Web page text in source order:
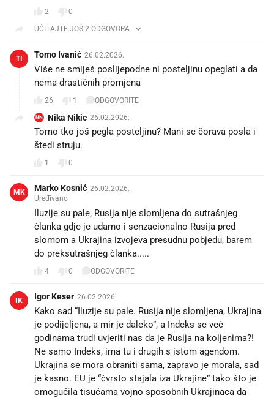
2
0
UČITAJTE JOŠ 2 ODGOVORA
TI Tomo Ivanić 26.02.2026.
Više ne smiješ poslijepodne ni posteljinu opeglati a da
nema drastičnih promjena
26 1 ODGOVORITE
NN Nika Nikic 26.02.2026.
Tomo tko još pegla posteljinu? Mani se čorava posla i
štedi struju.
1 0
MK Marko Kosnić 26.02.2026.
Uređivano
Iluzije su pale, Rusija nije slomljena do sutrašnjeg
članka gdje je udarno i senzacionalno Rusija pred
slomom a Ukrajina izvojeva presudnu pobjedu, barem
do preksutrašnjeg članka.....
4 0 ODGOVORITE
IK Igor Keser 26.02.2026.
Kako sad “Iluzije su pale. Rusija nije slomljena, Ukrajina
je podijeljena, a mir je daleko”, a Indeks se već
godinama trudi uvjeriti nas da je Rusija na koljenima?!
Ne samo Indeks, ima tu i drugih s istom agendom.
Ukrajina se mora obraniti sama, zapravo je morala, sad
je kasno. EU je “čvrsto stajala iza Ukrajine” tako što je
omogućila tisućama vojno sposobnih Ukrajinaca da